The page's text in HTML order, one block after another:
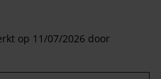
op 11/07/2026 door